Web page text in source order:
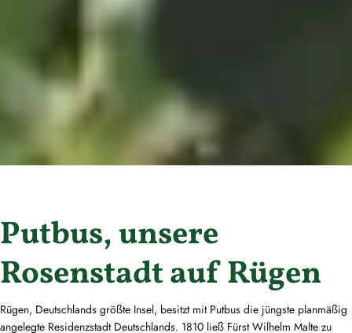
Putbus, unsere
Rosenstadt auf Rügen
Rügen, Deutschlands größte Insel, besitzt mit Putbus die jüngste planmäßig
angelegte Residenzstadt Deutschlands. 1810 ließ Fürst Wilhelm Malte zu